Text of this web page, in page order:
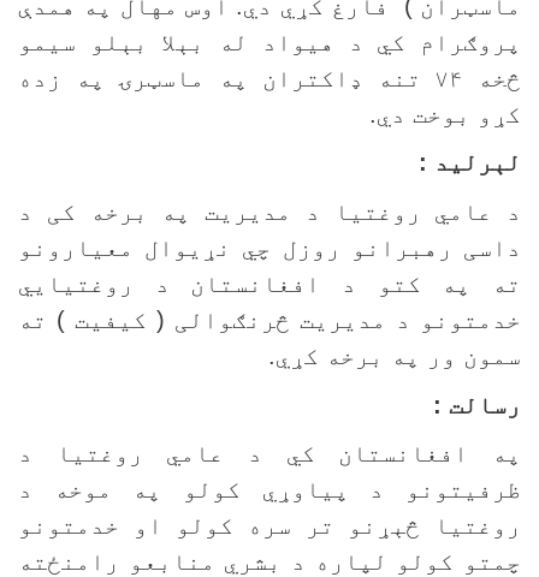
) فارغ کړي دي. اوس مهال په همدې
کي د هيواد له بېلا بېلو سيمو
څخه ۷۴ تنه ډاکتران په ماسټرۍ په زده
بوخت دي.
:
عامي روغتيا د مديريت په برخه کی د
رهبرانو روزل چي نړيوال معيارونو
په کتو د افغانستان د روغتيايي
د مديريت څرنګوالی ( کيفيت ) ته
ور په برخه کړي.
:
افغانستان کي د عامي روغتيا د
د پياوړي کولو په موخه د
څېړنو تر سره کولو او خدمتونو
کولو لپاره د بشري منابعو رامنځته